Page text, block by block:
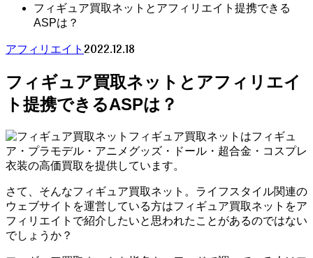
フィギュア買取ネットとアフィリエイト提携できる
ASPは？
アフィリエイト 2022.12.18
フィギュア買取ネットとアフィリエイ
ト提携できるASPは？
フィギュア買取ネットはフィギュ
ア・プラモデル・アニメグッズ・ドール・超合金・コスプレ
衣装の高価買取を提供しています。
さて、そんなフィギュア買取ネット。ライフスタイル関連の
ウェブサイトを運営している方はフィギュア買取ネットをア
フィリエイトで紹介したいと思われたことがあるのではない
でしょうか？